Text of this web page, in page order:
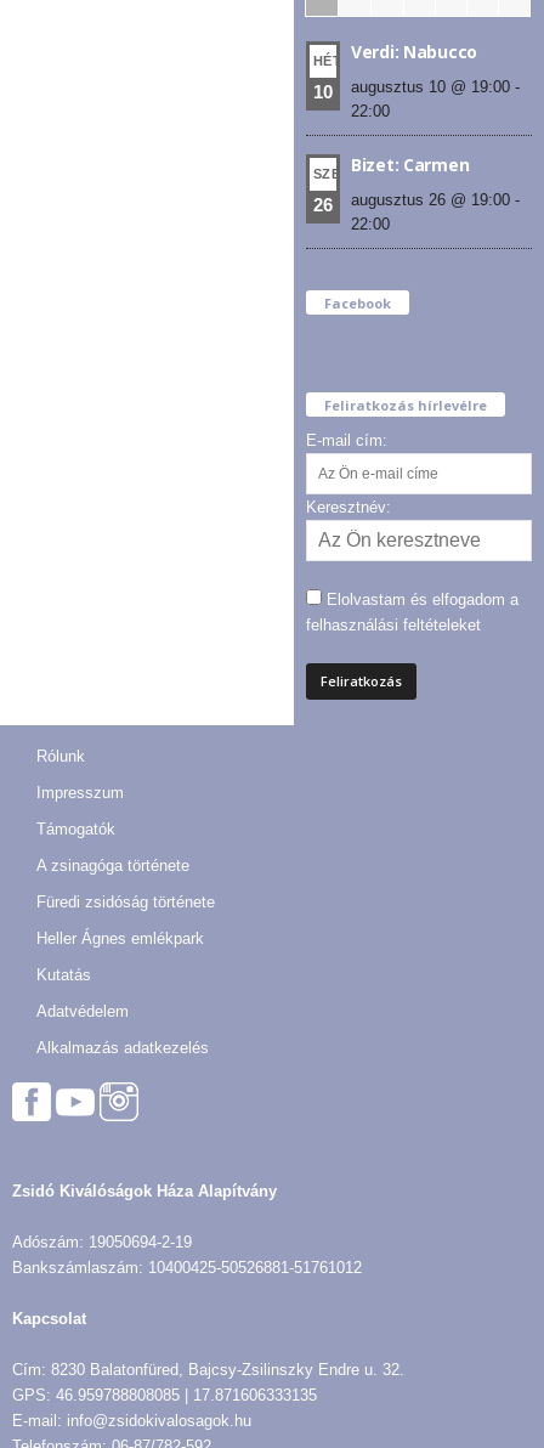
HÉT
10
Verdi: Nabucco
augusztus 10 @ 19:00-
22:00
SZE
26
Bizet: Carmen
augusztus 26 @ 19:00-
22:00
Facebook
Feliratkozás hírlevélre
E-mail cím:
Keresztnév:
Elolvastam és elfogadom a
felhasználási feltételeket
Rólunk
Impresszum
Támogatók
A zsinagóga története
Füredi zsidóság története
Heller Ágnes emlékpark
Kutatás
Adatvédelem
Alkalmazás adatkezelés
Zsidó Kiválóságok Háza Alapítvány
Adószám: 19050694-2-19
Bankszámlaszám: 10400425-50526881-51761012
Kapcsolat
Cím: 8230 Balatonfüred, Bajcsy-Zsilinszky Endre u. 32.
GPS: 46.959788808085 | 17.871606333135
E-mail: info@zsidokivalosagok.hu